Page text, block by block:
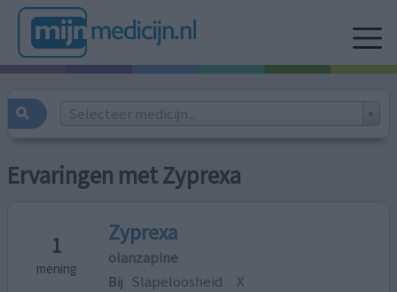
Selecteer medicijn...
Ervaringen met Zyprexa
1
mening
Zyprexa
olanzapine
Bij Slapeloosheid X